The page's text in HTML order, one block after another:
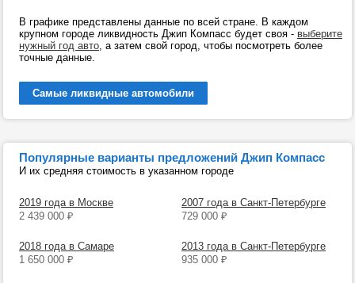
В графике представлены данные по всей стране. В каждом
крупном городе ликвидность Джип Компасс будет своя - выберите
нужный год авто, а затем свой город, чтобы посмотреть более
точные данные.
Самые ликвидные автомобили
Популярные варианты предложений Джип Компасс
И их средняя стоимость в указанном городе
2019 года в Москве
2 439 000 ₽
2007 года в Санкт-Петербурге
729 000 ₽
2018 года в Самаре
1 650 000 ₽
2013 года в Санкт-Петербурге
935 000 ₽